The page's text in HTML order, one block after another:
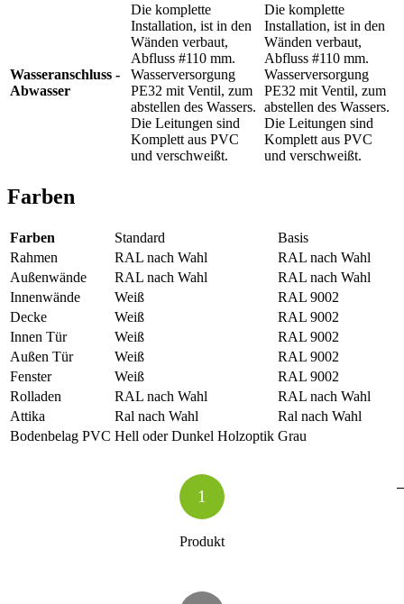
Wasseranschluss -
Abwasser
Die komplette
Installation, ist in den
Wänden verbaut,
Abfluss #110 mm.
Wasserversorgung
PE32 mit Ventil, zum
abstellen des Wassers.
Die Leitungen sind
Komplett aus PVC
und verschweißt.
Die komplette
Installation, ist in den
Wänden verbaut,
Abfluss #110 mm.
Wasserversorgung
PE32 mit Ventil, zum
abstellen des Wassers.
Die Leitungen sind
Komplett aus PVC
und verschweißt.
Farben
Farben Standard
Basis
Rahmen
RAL nach Wahl
RAL nach Wahl
Außenwände
RAL nach Wahl
RAL nach Wahl
Innenwände
Weiß
RAL 9002
Decke
Weiß
RAL 9002
Innen Tür
Weiß
RAL 9002
Außen Tür
Weiß
RAL 9002
Fenster
Weiß
RAL 9002
Rolladen
RAL nach Wahl
RAL nach Wahl
Attika
Ral nach Wahl
Ral nach Wahl
Bodenbelag PVC Hell oder Dunkel Holzoptik Grau
1
Produkt